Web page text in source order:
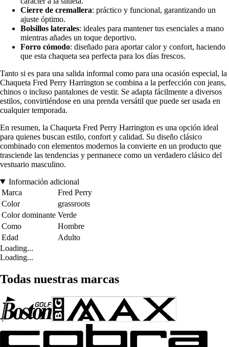
Cierre de cremallera: práctico y funcional, garantizando un
ajuste óptimo.
Bolsillos laterales: ideales para mantener tus esenciales a mano
mientras añades un toque deportivo.
Forro cómodo: diseñado para aportar calor y confort, haciendo
que esta chaqueta sea perfecta para los días frescos.
Tanto si es para una salida informal como para una ocasión especial, la
Chaqueta Fred Perry Harrington se combina a la perfección con jeans,
chinos o incluso pantalones de vestir. Se adapta fácilmente a diversos
estilos, convirtiéndose en una prenda versátil que puede ser usada en
cualquier temporada.
En resumen, la Chaqueta Fred Perry Harrington es una opción ideal
para quienes buscan estilo, confort y calidad. Su diseño clásico
combinado con elementos modernos la convierte en un producto que
trasciende las tendencias y permanece como un verdadero clásico del
vestuario masculino.
Información adicional
Marca
Fred Perry
Color
grassroots
Color dominante Verde
Como
Hombre
Edad
Adulto
Loading...
Loading...
Todas nuestras marcas